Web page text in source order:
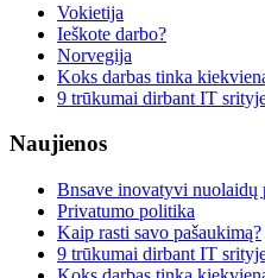
Vokietija
Ieškote darbo?
Norvegija
Koks darbas tinka
9 trūkumai dirbant IT
Naujienos
Bnsave inovatyvi nuolaidų
Privatumo politika
Kaip rasti savo pašaukimą?
9 trūkumai dirbant IT